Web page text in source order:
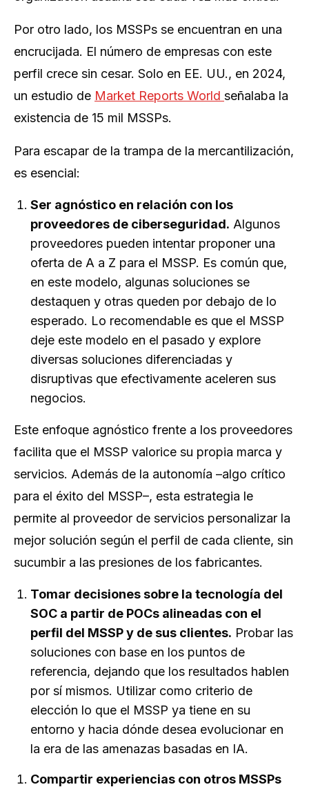
Por otro lado, los MSSPs se encuentran en una
encrucijada. El número de empresas con este
perfil crece sin cesar. Solo en EE. UU., en 2024,
un estudio de Market Reports World señalaba la
existencia de 15 mil MSSPs.
Para escapar de la trampa de la mercantilización,
es esencial:
Ser agnóstico en relación con los
proveedores de ciberseguridad. Algunos
proveedores pueden intentar proponer una
oferta de A a Z para el MSSP. Es común que,
en este modelo, algunas soluciones se
destaquen y otras queden por debajo de lo
esperado. Lo recomendable es que el MSSP
deje este modelo en el pasado y explore
diversas soluciones diferenciadas y
disruptivas que efectivamente aceleren sus
negocios.
Este enfoque agnóstico frente a los proveedores
facilita que el MSSP valorice su propia marca y
servicios. Además de la autonomía –algo crítico
para el éxito del MSSP–, esta estrategia le
permite al proveedor de servicios personalizar la
mejor solución según el perfil de cada cliente, sin
sucumbir a las presiones de los fabricantes.
Tomar decisiones sobre la tecnología del
SOC a partir de POCs alineadas con el
perfil del MSSP y de sus clientes. Probar las
soluciones con base en los puntos de
referencia, dejando que los resultados hablen
por sí mismos. Utilizar como criterio de
elección lo que el MSSP ya tiene en su
entorno y hacia dónde desea evolucionar en
la era de las amenazas basadas en IA.
Compartir experiencias con otros MSSPs